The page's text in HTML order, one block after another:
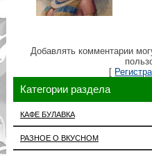
Добавлять комментарии
[
Категории раздела
КАФЕ БУЛАВКА
РАЗНОЕ О ВКУСНОМ